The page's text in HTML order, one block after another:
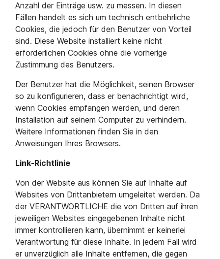
Anzahl der Einträge usw. zu messen. In diesen
Fällen handelt es sich um technisch entbehrliche
Cookies, die jedoch für den Benutzer von Vorteil
sind. Diese Website installiert keine nicht
erforderlichen Cookies ohne die vorherige
Zustimmung des Benutzers.
Der Benutzer hat die Möglichkeit, seinen Browser
so zu konfigurieren, dass er benachrichtigt wird,
wenn Cookies empfangen werden, und deren
Installation auf seinem Computer zu verhindern.
Weitere Informationen finden Sie in den
Anweisungen Ihres Browsers.
Link-Richtlinie
Von der Website aus können Sie auf Inhalte auf
Websites von Drittanbietern umgeleitet werden. Da
der VERANTWORTLICHE die von Dritten auf ihren
jeweiligen Websites eingegebenen Inhalte nicht
immer kontrollieren kann, übernimmt er keinerlei
Verantwortung für diese Inhalte. In jedem Fall wird
er unverzüglich alle Inhalte entfernen, die gegen